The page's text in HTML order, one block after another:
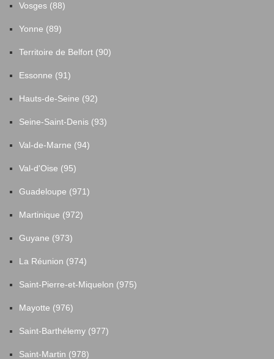
Vosges (88)
Yonne (89)
Territoire de Belfort (90)
Essonne (91)
Hauts-de-Seine (92)
Seine-Saint-Denis (93)
Val-de-Marne (94)
Val-d'Oise (95)
Guadeloupe (971)
Martinique (972)
Guyane (973)
La Réunion (974)
Saint-Pierre-et-Miquelon (975)
Mayotte (976)
Saint-Barthélemy (977)
Saint-Martin (978)